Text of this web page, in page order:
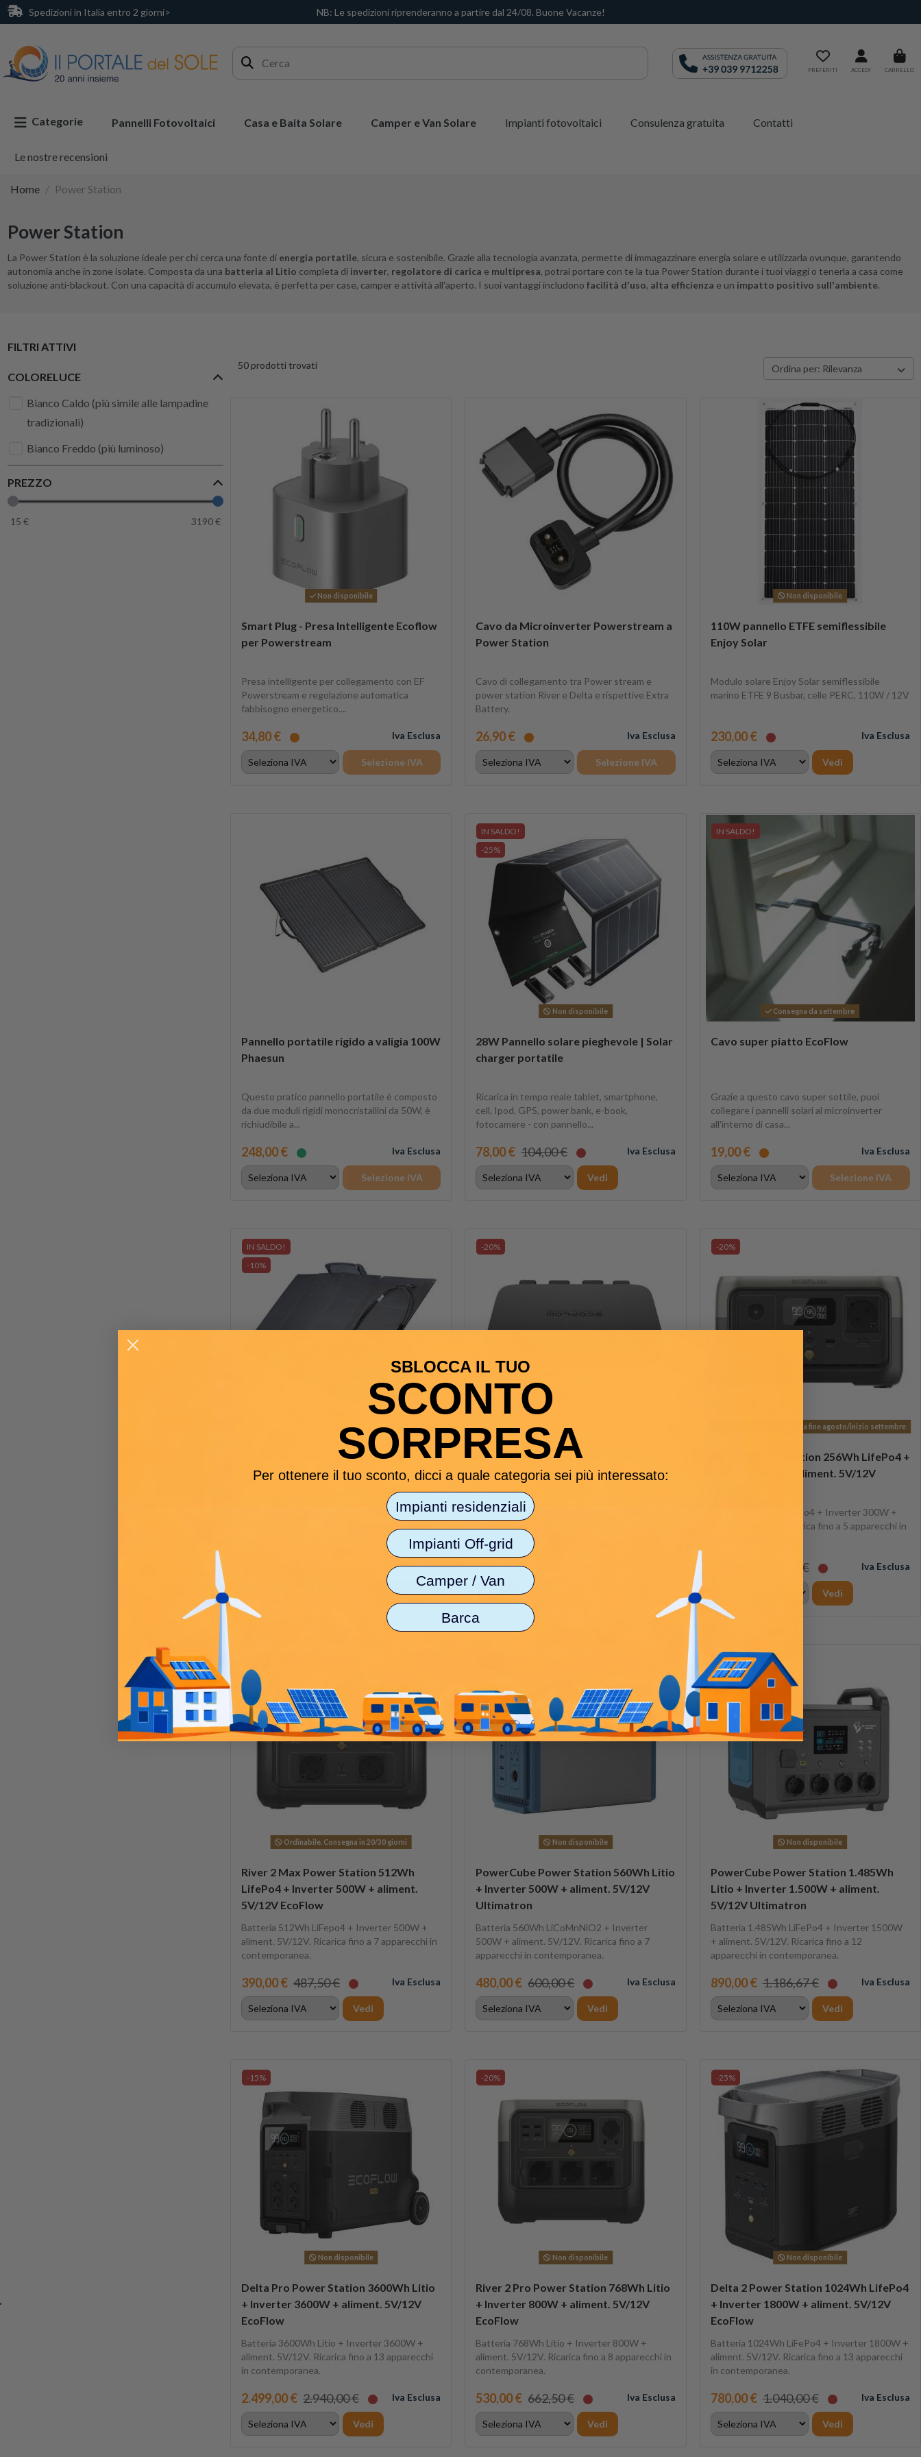
Spedizioni in Italia entro 2 giorni> NB: Le spedizioni riprenderanno a partire dal 24/08. Buone Vacanze!
PREFERITI ACCEDI CARRELLO
Categorie Pannelli Fotovoltaici Casa e Baita Solare Camper e Van Solare Impianti fotovoltaici Consulenza gratuita Contatti
Le nostre recensioni
Home Power Station
Power Station
La Power Station è la soluzione ideale per chi cerca una fonte di energia portatile, sicura e sostenibile. Grazie alla tecnologia avanzata, permette di immagazzinare energia solare e utilizzarla ovunque, garantendo
autonomia anche in zone isolate. Composta da una batteria al Litio completa di inverter, regolatore di carica e multipresa, potrai portare con te la tua Power Station durante i tuoi viaggi o tenerla a casa come
soluzione anti-blackout. Con una capacità di accumulo elevata, è perfetta per case, camper e attività all'aperto. I suoi vantaggi includono facilità d'uso, alta efficienza e un impatto positivo sull'ambiente.
50 prodotti trovati Ordina per: Rilevanza
Non disponibile
Smart Plug - Presa Intelligente Ecoflow
per Powerstream
Presa intelligente per collegamento con EF
Powerstream e regolazione automatica
fabbisogno energetico....
34,80 € Iva Esclusa
Selezione IVA
Cavo da Microinverter Powerstream a
Power Station
Cavo di collegamento tra Power stream e
power station River e Delta e rispettive Extra
Battery.
26,90 € Iva Esclusa
Selezione IVA
Non disponibile
110W pannello ETFE semiflessibile
Enjoy Solar
Modulo solare Enjoy Solar semiflessibile
marino ETFE 9 Busbar, celle PERC, 110W / 12V
230,00 € Iva Esclusa
Vedi
Pannello portatile rigido a valigia 100W
Phaesun
Questo pratico pannello portatile è composto
da due moduli rigidi monocristallini da 50W, è
richiudibile a...
248,00 € Iva Esclusa
Selezione IVA
IN SALDO!
-25%
Non disponibile
28W Pannello solare pieghevole | Solar
charger portatile
Ricarica in tempo reale tablet, smartphone,
cell, Ipod, GPS, power bank, e-book,
fotocamere - con pannello...
78,00 € 104,00 € Iva Esclusa
Vedi
IN SALDO!
Consegna da settembre
Cavo super piatto EcoFlow
Grazie a questo cavo super sottile, puoi
collegare i pannelli solari al microinverter
all'interno di casa...
19,00 € Iva Esclusa
Selezione IVA
IN SALDO!
-10%
Pannello pieghevole 160W Ecoflow
Pannello portatile pieghevole 160W.Dim
Iva Esclusa
Selezione IVA
-20%
Alternator Charger 800W | Booster
Ecoflow per Power Station Delta
L’EcoFlow Alternator Charger 800W ti
EcoFlow mentre sei alla...
328,00 € 410,00 €
Vedi
-20%
Ordinabile. Consegna da fine agosto/inizio settembre
River 2 Power Station 256Wh LifePo4 +
Inverter 300W + aliment. 5V/12V
Batteria 256Wh LiFepo4 + Inverter 300W +
aliment. 5V/12V. Ricarica fino a 5 apparecchi in
302,50 € Iva Esclusa
Vedi
Ordinabile. Consegna in 20/30 giorni
River 2 Max Power Station 512Wh
LifePo4 + Inverter 500W + aliment.
5V/12V EcoFlow
Batteria 512Wh LiFepo4 + Inverter 500W +
aliment. 5V/12V. Ricarica fino a 7 apparecchi in
contemporanea.
390,00 € 487,50 € Iva Esclusa
Vedi
Non disponibile
PowerCube Power Station 560Wh Litio
+ Inverter 500W + aliment. 5V/12V
Ultimatron
Batteria 560Wh LiCoMnNiO2 + Inverter
500W + aliment. 5V/12V. Ricarica fino a 7
apparecchi in contemporanea.
480,00 € 600,00 € Iva Esclusa
Vedi
-25%
Non disponibile
PowerCube Power Station 1.485Wh
Litio + Inverter 1.500W + aliment.
5V/12V Ultimatron
Batteria 1.485Wh LiFePo4 + Inverter 1500W
+ aliment. 5V/12V. Ricarica fino a 12
apparecchi in contemporanea.
890,00 € 1.186,67 € Iva Esclusa
Vedi
-15%
Non disponibile
Delta Pro Power Station 3600Wh Litio
+ Inverter 3600W + aliment. 5V/12V
EcoFlow
Batteria 3600Wh Litio + Inverter 3600W +
aliment. 5V/12V. Ricarica fino a 13 apparecchi
in contemporanea.
2.499,00 € 2.940,00 € Iva Esclusa
Vedi
-20%
Non disponibile
River 2 Pro Power Station 768Wh Litio
+ Inverter 800W + aliment. 5V/12V
EcoFlow
Batteria 768Wh Litio + Inverter 800W +
aliment. 5V/12V. Ricarica fino a 8 apparecchi in
contemporanea.
530,00 € 662,50 € Iva Esclusa
Vedi
-25%
Non disponibile
Delta 2 Power Station 1024Wh LifePo4
+ Inverter 1800W + aliment. 5V/12V
EcoFlow
Batteria 1024Wh LiFePo4 + Inverter 1800W +
aliment. 5V/12V. Ricarica fino a 13 apparecchi
in contemporanea.
780,00 € 1.040,00 € Iva Esclusa
Vedi
FILTRI ATTIVI
COLORELUCE
Bianco Caldo (più simile alle lampadine
tradizionali)
Bianco Freddo (più luminoso)
PREZZO
15 € 3190€
SBLOCCA IL TUO
SCONTO
SORPRESA
Per ottenere il tuo sconto, dicci a quale categoria sei più interessato:
Impianti residenziali
Impianti Off-grid
Camper / Van
Barca